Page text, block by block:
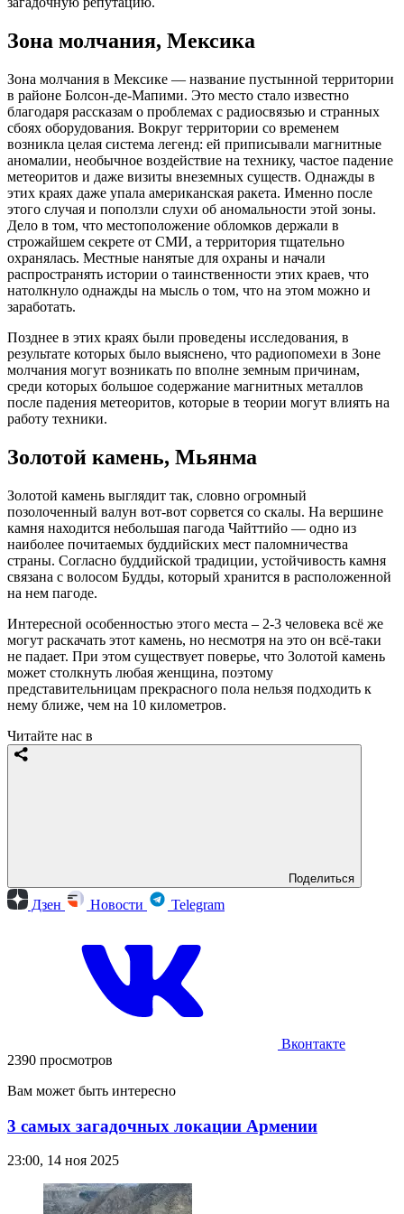
Зона молчания, Мексика
Зона молчания в Мексике — название пустынной территории
в районе Болсон-де-Мапими. Это место стало известно
благодаря рассказам о проблемах с радиосвязью и странных
сбоях оборудования. Вокруг территории со временем
возникла целая система легенд: ей приписывали магнитные
аномалии, необычное воздействие на технику, частое падение
метеоритов и даже визиты внеземных существ. Однажды в
этих краях даже упала американская ракета. Именно после
этого случая и поползли слухи об аномальности этой зоны.
Дело в том, что местоположение обломков держали в
строжайшем секрете от СМИ, а территория тщательно
охранялась. Местные нанятые для охраны и начали
распространять истории о таинственности этих краев, что
натолкнуло однажды на мысль о том, что на этом можно и
заработать.
Позднее в этих краях были проведены исследования, в
результате которых было выяснено, что радиопомехи в Зоне
молчания могут возникать по вполне земным причинам,
среди которых большое содержание магнитных металлов
после падения метеоритов, которые в теории могут влиять на
работу техники.
Золотой камень, Мьянма
Золотой камень выглядит так, словно огромный
позолоченный валун вот-вот сорвется со скалы. На вершине
камня находится небольшая пагода Чайттийо — одно из
наиболее почитаемых буддийских мест паломничества
страны. Согласно буддийской традиции, устойчивость камня
связана с волосом Будды, который хранится в расположенной
на нем пагоде.
Интересной особенностью этого места – 2-3 человека всё же
могут раскачать этот камень, но несмотря на это он всё-таки
не падает. При этом существует поверье, что Золотой камень
может столкнуть любая женщина, поэтому
представительницам прекрасного пола нельзя подходить к
нему ближе, чем на 10 километров.
Читайте нас в
Поделиться
Дзен Новости Telegram
Вконтакте
2390 просмотров
Вам может быть интересно
3 самых загадочных локации Армении
23:00, 14 ноя 2025